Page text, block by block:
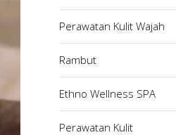
Perawatan Kulit Wajah
Rambut
Ethno Wellness SPA
Perawatan Kulit